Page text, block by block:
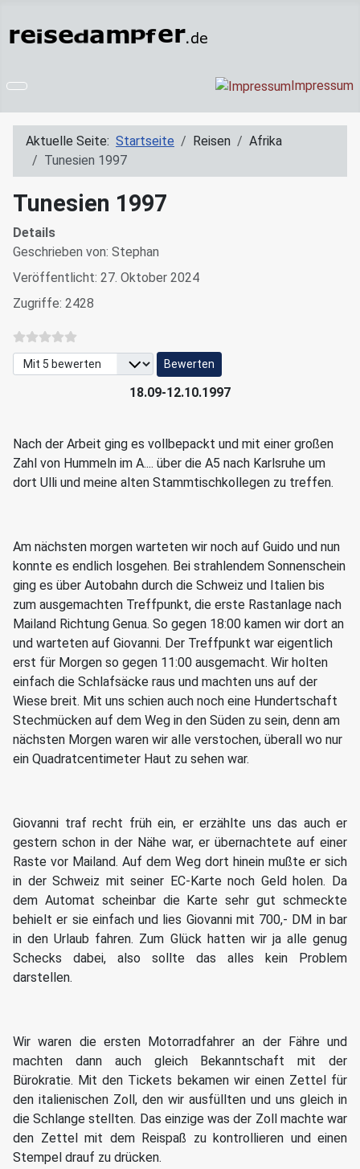
Impressum
Aktuelle Seite: Startseite Reisen
Afrika
Tunesien 1997
Tunesien 1997
Details
Geschrieben von: Stephan
Veröffentlicht: 27. Oktober 2024
Zugriffe: 2428
Bitte bewerten
18.09-12.10.1997
Nach der Arbeit ging es vollbepackt und mit einer großen
Zahl von Hummeln im A.... über die A5 nach Karlsruhe um
dort Ulli und meine alten Stammtischkollegen zu treffen.
Am nächsten morgen warteten wir noch auf Guido und nun
konnte es endlich losgehen. Bei strahlendem Sonnenschein
ging es über Autobahn durch die Schweiz und Italien bis
zum ausgemachten Treffpunkt, die erste Rastanlage nach
Mailand Richtung Genua. So gegen 18:00 kamen wir dort an
und warteten auf Giovanni. Der Treffpunkt war eigentlich
erst für Morgen so gegen 11:00 ausgemacht. Wir holten
einfach die Schlafsäcke raus und machten uns auf der
Wiese breit. Mit uns schien auch noch eine Hundertschaft
Stechmücken auf dem Weg in den Süden zu sein, denn am
nächsten Morgen waren wir alle verstochen, überall wo nur
ein Quadratcentimeter Haut zu sehen war.
Giovanni traf recht früh ein, er erzählte uns das auch er
gestern schon in der Nähe war, er übernachtete auf einer
Raste vor Mailand. Auf dem Weg dort hinein mußte er sich
in der Schweiz mit seiner EC-Karte noch Geld holen. Da
dem Automat scheinbar die Karte sehr gut schmeckte
behielt er sie einfach und lies Giovanni mit 700,- DM in bar
in den Urlaub fahren. Zum Glück hatten wir ja alle genug
Schecks dabei, also sollte das alles kein Problem
darstellen.
Wir waren die ersten Motorradfahrer an der Fähre und
machten dann auch gleich Bekanntschaft mit der
Bürokratie. Mit den Tickets bekamen wir einen Zettel für
den italienischen Zoll, den wir ausfüllten und uns gleich in
die Schlange stellten. Das einzige was der Zoll machte war
den Zettel mit dem Reispaß zu kontrollieren und einen
Stempel drauf zu drücken.